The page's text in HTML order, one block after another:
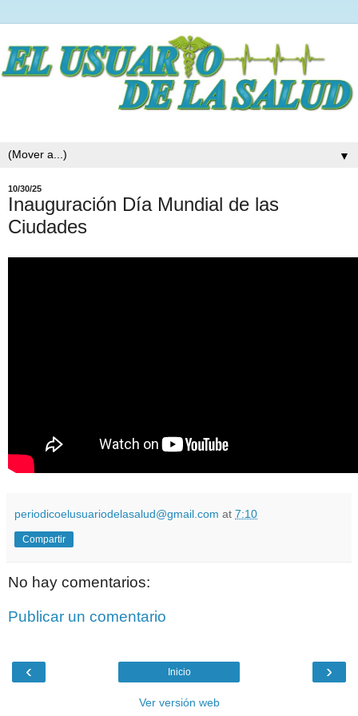
▼
10/30/25
Inauguración Día Mundial de las
Ciudades
periodicoelusuariodelasalud@gmail.com at 7:10
Compartir
No hay comentarios:
Publicar un comentario
‹ ›
Inicio
Ver versión web